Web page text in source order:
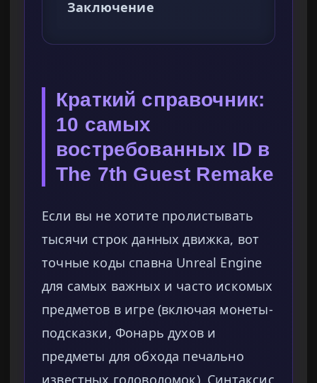
Заключение
Краткий справочник:
10 самых
востребованных ID в
The 7th Guest Remake
Если вы не хотите пролистывать
тысячи строк данных движка, вот
точные коды спавна Unreal Engine
для самых важных и часто искомых
предметов в игре (включая монеты-
подсказки, Фонарь духов и
предметы для обхода печально